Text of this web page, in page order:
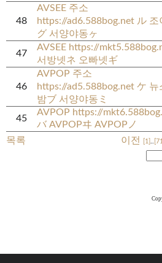
48
AVSEE 주소
https://ad6.588bog.net ル 조
グ 서양야동ヶ
47
AVSEE https://
서방넷ネ 오빠넷ギ
46
AVPOP 주소
https://ad5.588bog.net ケ 뉴
밤ブ 서양야동ミ
45
AVPOP https://
バ AVPOPヰ AVPOPノ
목록 이전 [1] [71]